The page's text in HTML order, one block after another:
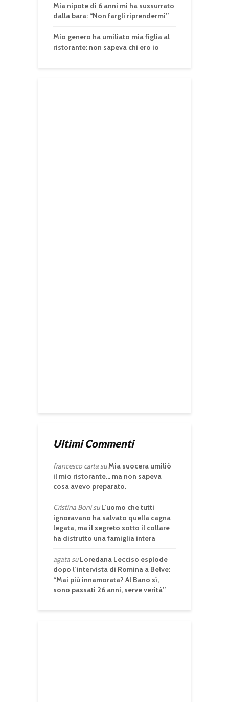
Mia nipote di 6 anni mi ha sussurrato
dalla bara: “Non fargli riprendermi”
Mio genero ha umiliato mia figlia al
ristorante: non sapeva chi ero io
Ultimi Commenti
francesco cartasuMia suocera umiliò
il mio ristorante… ma non sapeva
cosa avevo preparato.
Cristina BonisuL’uomo che tutti
ignoravano ha salvato quella cagna
legata, ma il segreto sotto il collare
ha distrutto una famiglia intera
agatasuLoredana Lecciso esplode
dopo l’intervista di Romina a Belve:
“Mai più innamorata? Al Bano sì,
sono passati 26 anni, serve verità”